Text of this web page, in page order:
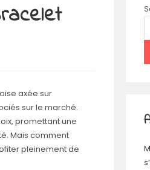
axée sur
sur le marché.
promettant une
Mais comment
pleinement de